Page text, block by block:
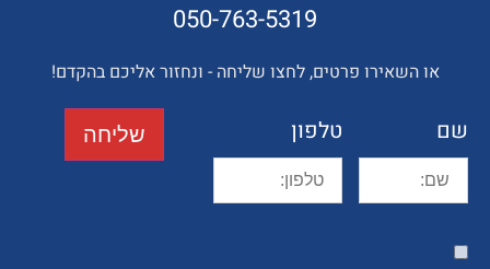
050-763-5319
פרטים, לחצו שליחה - ונחזור אליכם בהקדם!